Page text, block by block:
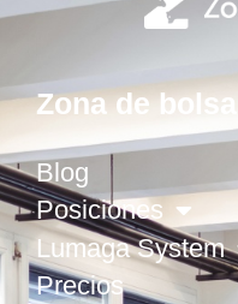
Zona de bolsa
Blog
Posiciones
Lumaga System
Precios